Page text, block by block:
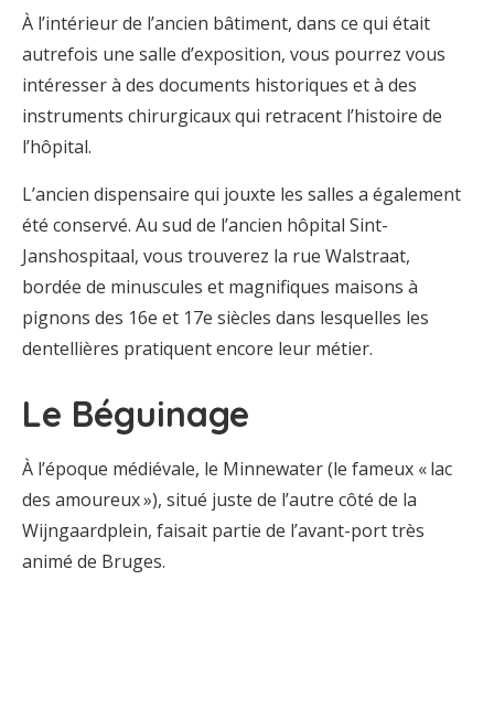
À l’intérieur de l’ancien bâtiment, dans ce qui était
autrefois une salle d’exposition, vous pourrez vous
intéresser à des documents historiques et à des
instruments chirurgicaux qui retracent l’histoire de
l’hôpital.
L’ancien dispensaire qui jouxte les salles a également
été conservé. Au sud de l’ancien hôpital Sint-
Janshospitaal, vous trouverez la rue Walstraat,
bordée de minuscules et magnifiques maisons à
pignons des 16e et 17e siècles dans lesquelles les
dentellières pratiquent encore leur métier.
Le Béguinage
À l’époque médiévale, le Minnewater (le fameux « lac
des amoureux »), situé juste de l’autre côté de la
Wijngaardplein, faisait partie de l’avant-port très
animé de Bruges.